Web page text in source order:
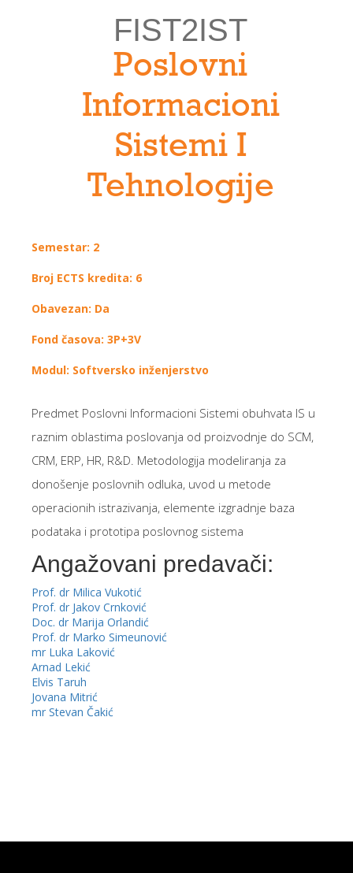
FIST2IST
Poslovni
Informacioni
Sistemi I
Tehnologije
Semestar: 2
Broj ECTS kredita: 6
Obavezan: Da
Fond časova: 3P+3V
Modul: Softversko inženjerstvo
Predmet Poslovni Informacioni Sistemi obuhvata IS u
raznim oblastima poslovanja od proizvodnje do SCM,
CRM, ERP, HR, R&D. Metodologija modeliranja za
donošenje poslovnih odluka, uvod u metode
operacionih istrazivanja, elemente izgradnje baza
podataka i prototipa poslovnog sistema
Angažovani predavači:
Prof. dr Milica Vukotić
Prof. dr Jakov Crnković
Doc. dr Marija Orlandić
Prof. dr Marko Simeunović
mr Luka Laković
Arnad Lekić
Elvis Taruh
Jovana Mitrić
mr Stevan Čakić